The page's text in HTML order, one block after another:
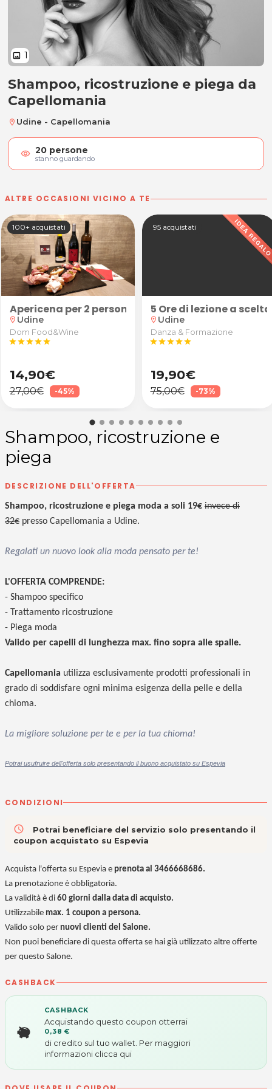
image 1
Shampoo, ricostruzione e piega
Shampoo, ricostruzione e piega da
Capellomania
location_on Udine - Capellomania
visibility 20 persone
stanno guardando
ALTRE OCCASIONI VICINO A TE
sportivi schiena, cervicale, spalle e arti
100+ acquistati
Apericena per 2 persone: "Robusto" (calice di
location_on Udine
Dom Food&Wine
starstarstarstarstar
14,90€
27,00€ -45%
95 acquistati
5 Ore di lezione a
location_on Udine
Danza & Formazione
starstarstarstarstar
19,90€
75,00€ -73%
Shampoo, ricostruzione e
piega
DESCRIZIONE DELL'OFFERTA
Shampoo, ricostruzione e piega moda a soli 19€ invece di
32€ presso Capellomania a Udine.
Regalati un nuovo look alla moda pensato per te!
L'OFFERTA COMPRENDE:
- Shampoo specifico
- Trattamento ricostruzione
- Piega moda
Valido per capelli di lunghezza max. fino sopra alle spalle.
Capellomania utilizza esclusivamente prodotti professionali in
grado di soddisfare ogni minima esigenza della pelle e della
chioma.
La migliore soluzione per te e per la tua chioma!
Potrai usufruire dell'offerta solo presentando il buono acquistato su Espevia
CONDIZIONI
access_time
Potrai beneficiare del servizio solo presentando il
coupon acquistato su Espevia
Acquista l'offerta su Espevia e prenota al 3466668686.
La prenotazione è obbligatoria.
La validità è di 60 giorni dalla data di acquisto.
Utilizzabile max. 1 coupon a persona.
Valido solo per nuovi clienti del Salone.
Non puoi beneficiare di questa offerta se hai già utilizzato altre offerte
per questo Salone.
CASHBACK
CASHBACK
Acquistando questo coupon otterrai
0,38 €
di credito sul tuo wallet. Per maggiori
informazioni clicca qui